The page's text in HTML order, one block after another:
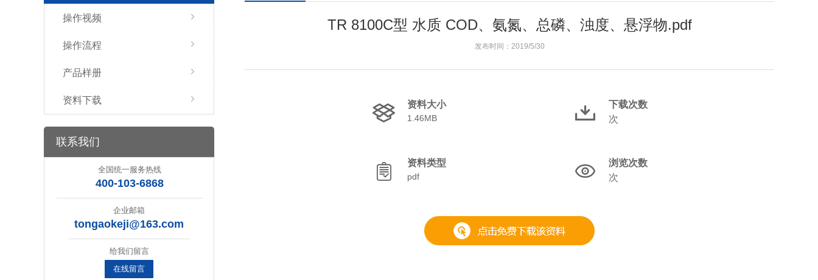
操作视频
操作流程
产品样册
资料下载
联系我们
全国统一服务热线
400-103-6868
企业邮箱
tongaokeji@163.com
给我们留言
在线留言
TR 8100C型 水质 COD、氨氮、总磷、浊度、悬浮物.pdf
发布时间：2019/5/30
资料大小
1.46MB
下载次数
次
资料类型
pdf
浏览次数
次